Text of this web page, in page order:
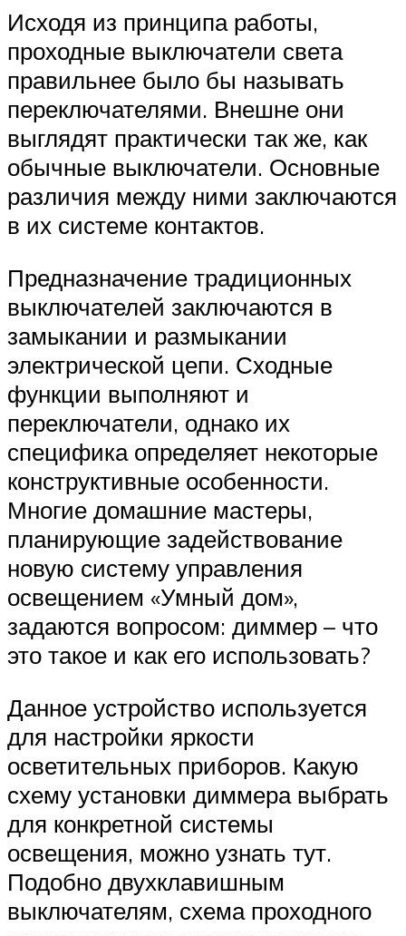
Исходя из принципа работы,
проходные выключатели света
правильнее было бы называть
переключателями. Внешне они
выглядят практически так же, как
обычные выключатели. Основные
различия между ними заключаются
в их системе контактов.
Предназначение традиционных
выключателей заключаются в
замыкании и размыкании
электрической цепи. Сходные
функции выполняют и
переключатели, однако их
специфика определяет некоторые
конструктивные особенности.
Многие домашние мастеры,
планирующие задействование
новую систему управления
освещением «Умный дом»,
задаются вопросом: диммер – что
это такое и как его использовать?
Данное устройство используется
для настройки яркости
осветительных приборов. Какую
схему установки диммера выбрать
для конкретной системы
освещения, можно узнать тут.
Подобно двухклавишным
выключателям, схема проходного